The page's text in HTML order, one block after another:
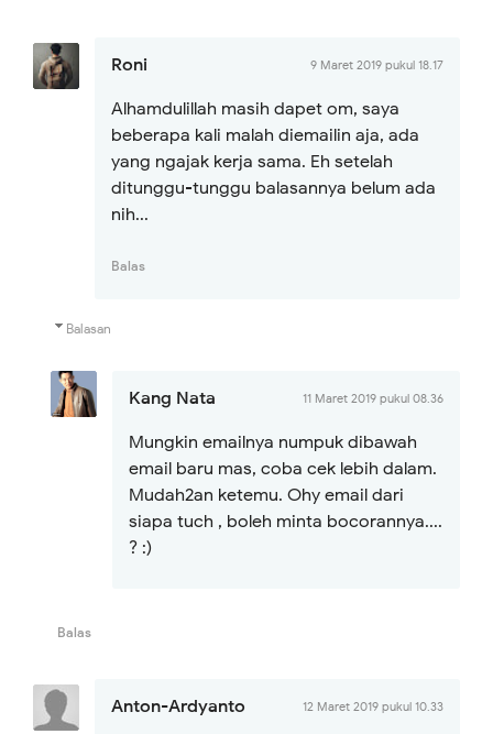
Roni 9 Maret 2019 pukul 18.17
Alhamdulillah masih dapet om, saya
beberapa kali malah diemailin aja, ada
yang ngajak kerja sama. Eh setelah
ditunggu-tunggu balasannya belum ada
nih...
Balas
Balasan
Kang Nata 11 Maret 2019 pukul 08.36
Mungkin emailnya numpuk dibawah
email baru mas, coba cek lebih dalam.
Mudah2an ketemu. Ohy email dari
siapa tuch , boleh minta bocorannya....
? :)
Balas
Anton-Ardyanto 12 Maret 2019 pukul 10.33